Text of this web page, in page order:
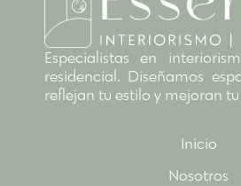
Especialistas en
residencial. Diseñamos
reflejan tu estilo y mejoran
Inicio
Nosotros